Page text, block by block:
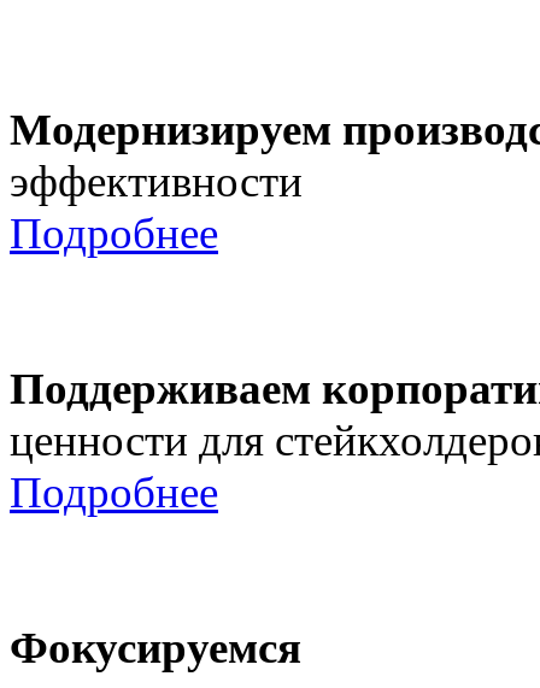
Модернизируем
эффективности
Подробнее
Поддерживаем
ценности для
Подробнее
Фокусируемся